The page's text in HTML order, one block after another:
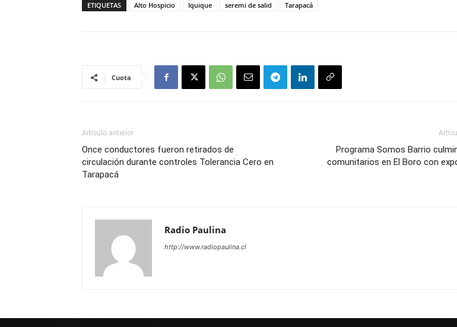
ETIQUETAS Alto Hospicio Iquique seremi de salid Tarapacá
Cuota
Artículo anterior
Once conductores fueron retirados de
circulación durante controles Tolerancia Cero en
Tarapacá
Programa Somos Barrio
comunitarios en El Boro con
Radio Paulina
http://www.radiopaulina.cl